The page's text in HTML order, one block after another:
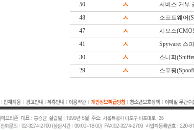
50
ㅅ 서비스 거부
48
ㅅ 소프트웨어
47
ㅅ 시모스
41
ㅅ Spyware: 스
30
ㅅ 스니퍼
29
ㅅ 스푸핑